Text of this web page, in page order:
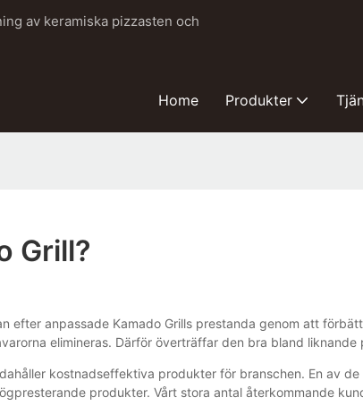
av keramiska pizzasten och
Home Produkter
Grill?
efter anpassade Kamado Grills prestanda genom att
elimineras. Därför överträffar den bra bland
kostnadseffektiva produkter för branschen. En av
produkter. Vårt stora antal återkommande